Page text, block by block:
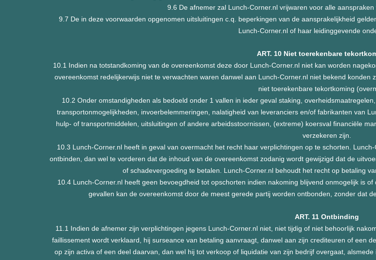
9.6 De afnemer zal Lunch-Corner.nl vrijwaren voor alle
9.7 De in deze voorwaarden opgenomen uitsluitingen c.q. beperkingen van de aansprakelijkheid
Lunch-Corner.nl of haar leidinggevende
ART. 10 Niet toerekenbare
10.1 Indien na totstandkoming van de overeenkomst deze door Lunch-Corner.nl niet kan worden
overeenkomst redelijkerwijs niet te verwachten waren danwel aan Lunch-Corner.nl niet bekend
niet toerekenbare tekortkoming
10.2 Onder omstandigheden als bedoeld onder 1 vallen in ieder geval staking,
transportonmogelijkheden, invoerbelemmeringen, nalatigheid van leveranciers en/of fabrikanten van
hulp- of transportmiddelen, uitsluitingen of andere arbeidsstoornissen, (extreme) koersval financiële
verzekeren zijn.
10.3 Lunch-Corner.nl heeft in geval van overmacht het recht haar verplichtingen op te schorten.
ontbinden, dan wel te vorderen dat de inhoud van de overeenkomst zodanig wordt gewijzigd dat de
of schadevergoeding te betalen. Lunch-Corner.nl behoudt het recht op betaling
10.4 Lunch-Corner.nl heeft geen bevoegdheid tot opschorten indien nakoming blijvend onmogelijk is
gevallen kan de overeenkomst door de meest gerede partij worden ontbonden, zonder dat
ART. 11 Ontbinding
11.1 Indien de afnemer zijn verplichtingen jegens Lunch-Corner.nl niet, niet tijdig of niet behoorlijk
faillissement wordt verklaard, hij surseance van betaling aanvraagt, danwel aan zijn crediteuren of een
op zijn activa of een deel daarvan, dan wel hij tot verkoop of liquidatie van zijn bedrijf overgaat,